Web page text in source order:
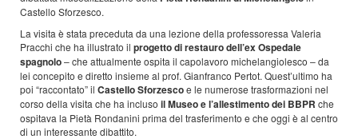
Castello Sforzesco.
La visita è stata preceduta da una lezione della professoressa Valeria
Pracchi che ha illustrato il progetto di restauro dell’ex Ospedale
spagnolo– che attualmente ospita il capolavoro michelangiolesco – da
lei concepito e diretto insieme al prof. Gianfranco Pertot. Quest’ultimo ha
poi “raccontato” il Castello Sforzescoe le numerose trasformazioni nel
corso della visita che ha incluso il Museo e l’allestimento dei BBPR che
ospitava la Pietà Rondanini prima del trasferimento e che oggi è al centro
di un interessante dibattito.